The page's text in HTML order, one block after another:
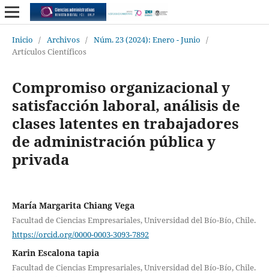
Inicio / Archivos / Núm. 23 (2024): Enero - Junio /
Artículos Científicos
Compromiso organizacional y
satisfacción laboral, análisis de
clases latentes en trabajadores
de administración pública y
privada
María Margarita Chiang Vega
Facultad de Ciencias Empresariales, Universidad del Bío-Bío, Chile.
https://orcid.org/0000-0003-3093-7892
Karin Escalona tapia
Facultad de Ciencias Empresariales, Universidad del Bío-Bío, Chile.